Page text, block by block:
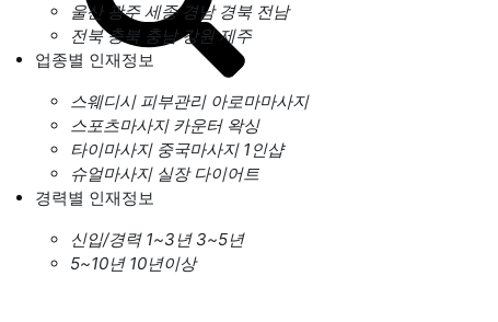
울산 광주 세종 경남 경북 전남
전북 충북 충남 강원 제주
업종별 인재정보
스웨디시 피부관리 아로마마사지
스포츠마사지 카운터 왁싱
타이마사지 중국마사지 1인샵
슈얼마사지 실장 다이어트
경력별 인재정보
신입/경력 1~3년 3~5년
5~10년 10년이상